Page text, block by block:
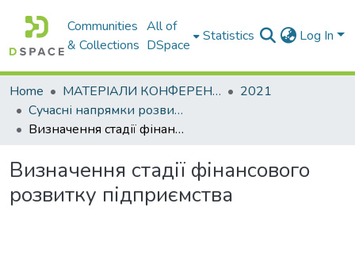
Communities
& Collections
All of
DSpace
Statistics Log In
Home МАТЕРІАЛИ КОНФЕРЕНЦІЙ
2021
Сучасні напрямки розвитку економіки і менеджменту підприємств України
Визначення стадії фінансового розвитку підприємства
Визначення стадії фінансового
розвитку підприємства